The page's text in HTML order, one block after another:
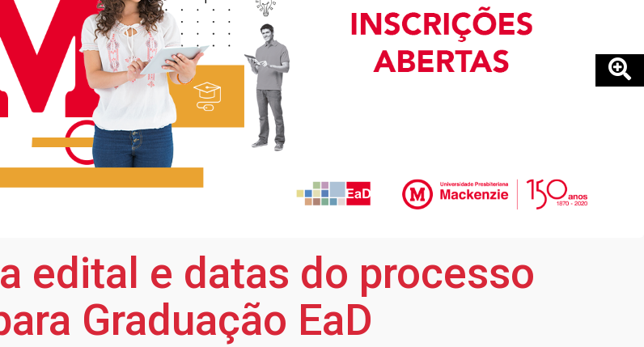
edital e datas do processo
Graduação EaD